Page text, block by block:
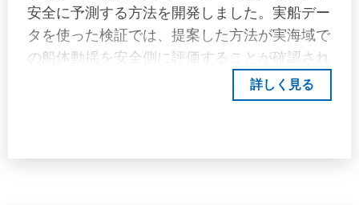
安全に予測する方法を開発しました。実船デー
タを使った検証では、提案した方法が実海域で
の船体動揺を安全側に評価することが確認され
ました。本研究の成果は、「気象海象予報に基
づく海上貨物の安全性に関するガイドライン
詳しく見る